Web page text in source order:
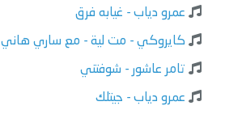
عمرو دياب - غيابه فرق
كايروكي - مت لية - مع ساري هاني
تامر عاشور - شوفتني
عمرو دياب - جيتلك